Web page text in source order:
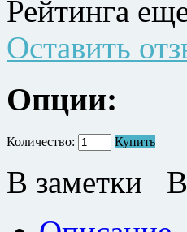
Рейтинга
Оставить
Опции:
Количество: Купить
В заметки